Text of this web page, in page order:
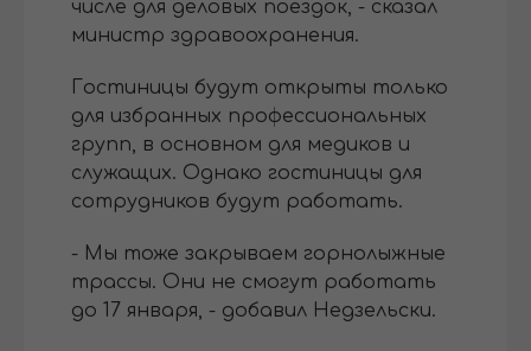
числе для деловых поездок, - сказал
министр здравоохранения.
Гостиницы будут открыты только
для избранных профессиональных
групп, в основном для медиков и
служащих. Однако гостиницы для
сотрудников будут работать.
- Мы тоже закрываем горнолыжные
трассы. Они не смогут работать
до 17 января, - добавил Недзельски.